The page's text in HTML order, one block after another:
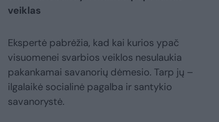
veiklas
Ekspertė pabrėžia, kad kai kurios ypač
visuomenei svarbios veiklos nesulaukia
pakankamai savanorių dėmesio. Tarp jų –
ilgalaikė socialinė pagalba ir santykio
savanorystė.